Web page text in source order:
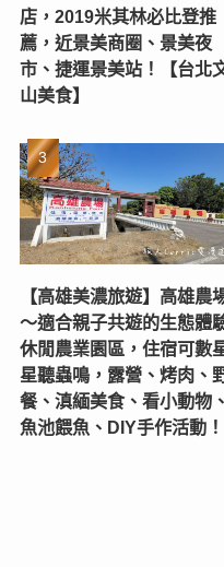
店，2019米其林必比登推
薦，近景美商圈、景美夜
市、捷運景美站！【台北
山美食】
【高雄美濃旅遊】高雄農
〜適合親子共遊的生態體
休閒農業園區，住宿可數
星聽蟲鳴，露營、烤肉、
餐、滇緬美食、看小動物、
魚池餵魚、DIY手作活動！